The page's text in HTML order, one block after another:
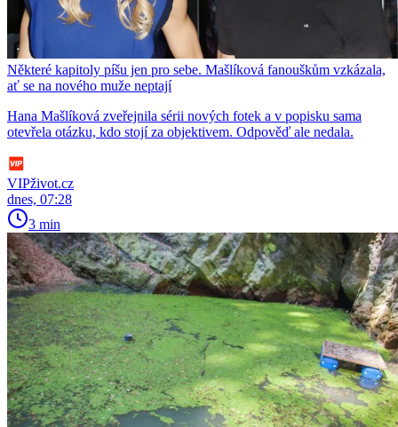
Některé kapitoly píšu jen pro sebe. Mašlíková fanouškům vzkázala,
ať se na nového muže neptají
Hana Mašlíková zveřejnila sérii nových fotek a v popisku sama
otevřela otázku, kdo stojí za objektivem. Odpověď ale nedala.
VIPživot.cz
dnes, 07:28
3 min